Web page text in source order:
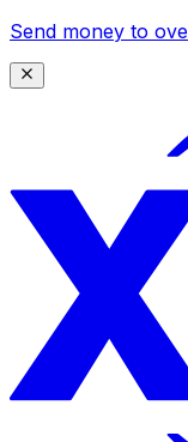
Send money to